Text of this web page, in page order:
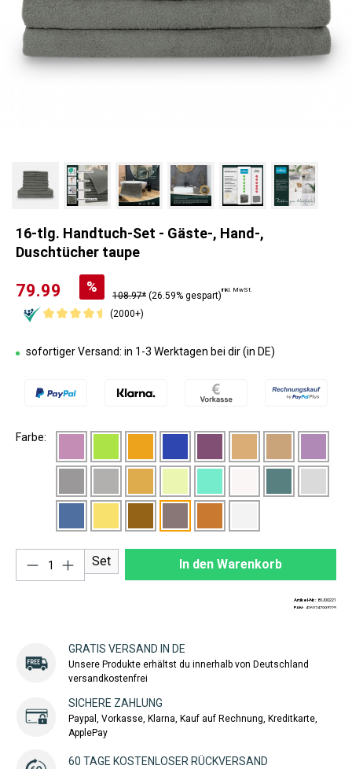
16-tlg. Handtuch-Set - Gäste-, Hand-,
Duschtücher taupe
79.99 %
108.97* (26.59% gespart)
inkl. MwSt.
(2000+)
sofortiger Versand: in 1-3 Werktagen bei dir (in DE)
Farbe:
Produkt Anzahl: Gib den gewünschten
Set In den Warenkorb
Artikel-Nr.: BU00221
EAN: 4260747993225
GRATIS VERSAND IN DE
Unsere Produkte erhältst du innerhalb von Deutschland
versandkostenfrei
SICHERE ZAHLUNG
Paypal, Vorkasse, Klarna, Kauf auf Rechnung, Kreditkarte,
ApplePay
60 TAGE KOSTENLOSER RÜCKVERSAND